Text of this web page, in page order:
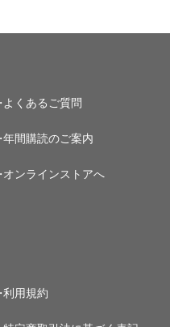
よくあるご質問
年間購読のご案内
オンラインストアへ
利用規約